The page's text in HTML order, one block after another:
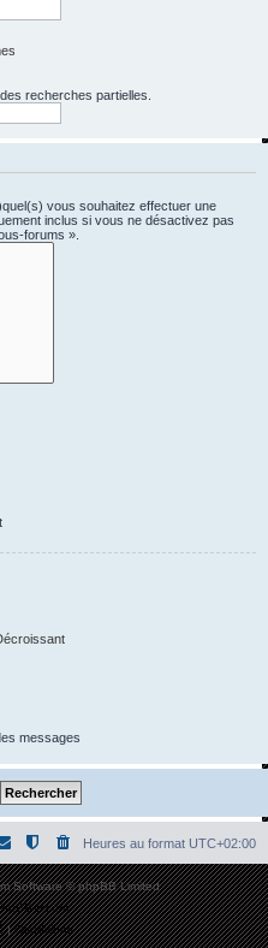
recherches partielles.
vous souhaitez effectuer une
inclus si vous ne désactivez pas
forums ».
messages
Heures au format UTC+02:00
Software © phpBB Limited
fr.com
|Conditions